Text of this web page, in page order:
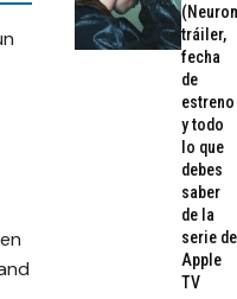
tráiler,
fecha
de
estreno
y todo
lo que
debes
saber
de la
serie de
Apple
TV